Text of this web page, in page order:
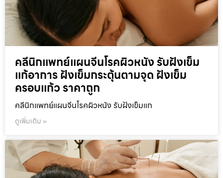
คลีนิกแพทย์แผนจีนโรคผิวหนัง รับฝังเข็ม
แก้อาการ ฝังเข็มกระตุ้นตามจุด ฝังเข็ม
ครอบแก้ว ราคาถูก
คลีนิกแพทย์แผนจีนโรคผิวหนัง รับฝังเข็มแก
ดูเพิ่มเติม »